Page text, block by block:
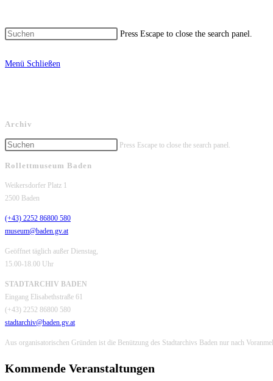
Press Escape to close the search panel.
Menü Schließen
Archiv
Press Escape to close the search panel.
Rollettmuseum Baden
Weikersdorfer Platz 1
2500 Baden
(+43) 2252 86800 580
museum@baden.gv.at
Geöffnet täglich außer Dienstag,
15.00-18.00 Uhr
STADTARCHIV BADEN
Eingang Elisabethstraße 61
(+43) 2252 86800 580
stadtarchiv@baden.gv.at
Aus organisatorischen Gründen ist die Benützung des Stadtarchivs Baden nur nach
Kommende Veranstaltungen